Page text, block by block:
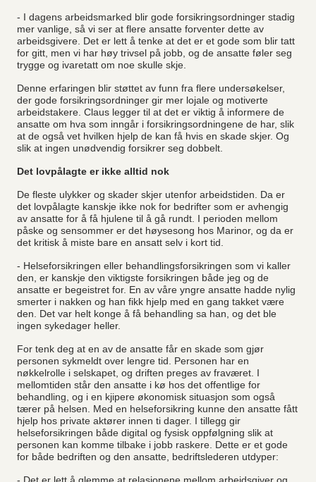
- I dagens arbeidsmarked blir gode forsikringsordninger stadig
mer vanlige, så vi ser at flere ansatte forventer dette av
arbeidsgivere. Det er lett å tenke at det er et gode som blir tatt
for gitt, men vi har høy trivsel på jobb, og de ansatte føler seg
trygge og ivaretatt om noe skulle skje.
Denne erfaringen blir støttet av funn fra flere undersøkelser,
der gode forsikringsordninger gir mer lojale og motiverte
arbeidstakere. Claus legger til at det er viktig å informere de
ansatte om hva som inngår i forsikringsordningene de har, slik
at de også vet hvilken hjelp de kan få hvis en skade skjer. Og
slik at ingen unødvendig forsikrer seg dobbelt.
Det lovpålagte er ikke alltid nok
De fleste ulykker og skader skjer utenfor arbeidstiden. Da er
det lovpålagte kanskje ikke nok for bedrifter som er avhengig
av ansatte for å få hjulene til å gå rundt. I perioden mellom
påske og sensommer er det høysesong hos Marinor, og da er
det kritisk å miste bare en ansatt selv i kort tid.
- Helseforsikringen eller behandlingsforsikringen som vi kaller
den, er kanskje den viktigste forsikringen både jeg og de
ansatte er begeistret for. En av våre yngre ansatte hadde nylig
smerter i nakken og han fikk hjelp med en gang takket være
den. Det var helt konge å få behandling sa han, og det ble
ingen sykedager heller.
For tenk deg at en av de ansatte får en skade som gjør
personen sykmeldt over lengre tid. Personen har en
nøkkelrolle i selskapet, og driften preges av fraværet. I
mellomtiden står den ansatte i kø hos det offentlige for
behandling, og i en kjipere økonomisk situasjon som også
tærer på helsen. Med en helseforsikring kunne den ansatte fått
hjelp hos private aktører innen ti dager. I tillegg gir
helseforsikringen både digital og fysisk oppfølgning slik at
personen kan komme tilbake i jobb raskere. Dette er et gode
for både bedriften og den ansatte, bedriftslederen utdyper: